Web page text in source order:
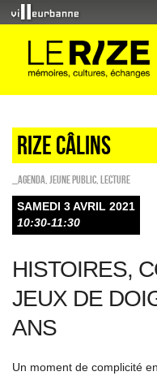
Rize câlins
_Agenda Jeune public Lecture
SAMEDI 3 AVRIL 2021
10:30-11:30
HISTOIRES,
JEUX DE
ANS
Un moment de complicité